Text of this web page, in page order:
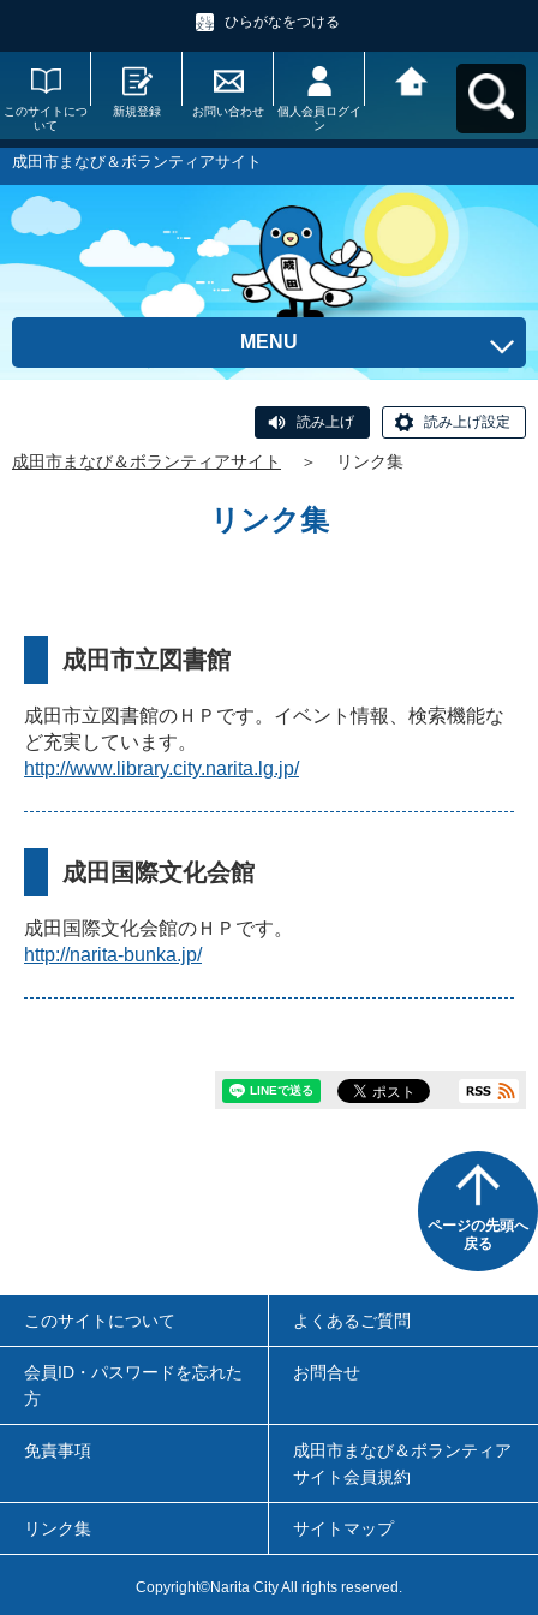
ひらがなをつける
このサイトにつ
いて
新規登録 お問い合わせ
個人会員ログイ
ン
イトへ戻る
成田市まなび＆ボランティアサイト
MENU
読み上げ 読み上げ設定
成田市まなび＆ボランティアサイト ＞ リンク集
リンク集
成田市立図書館
成田市立図書館のＨＰです。イベント情報、検索機能な
ど充実しています。
http://www.library.city.narita.lg.jp/
成田国際文化会館
成田国際文化会館のＨＰです。
http://narita-bunka.jp/
ページの先頭へ
戻る
このサイトについて よくあるご質問
会員ID・パスワードを忘れた
方
お問合せ
免責事項
成田市まなび＆ボランティア
サイト会員規約
リンク集 サイトマップ
Copyright©Narita City All rights reserved.